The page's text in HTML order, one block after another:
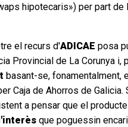
hipotecaris») per part de
el recurs d'ADICAE posa
Provincial de La Corunya
basant-se, fonamentalment,
Caja de Ahorros de
a pensar que el
que poguessin